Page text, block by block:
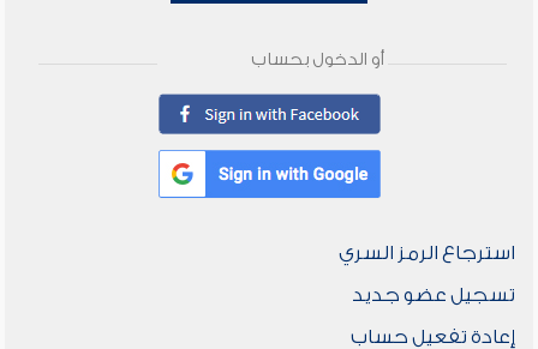
أو الدخول بحساب
استرجاع الرمز السري
تسجيل عضو جديد
إعادة تفعيل حساب